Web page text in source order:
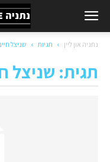
נתניה און ליין תגיות שניצל
תגית: שניצל